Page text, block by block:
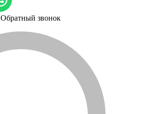
Обратный звонок